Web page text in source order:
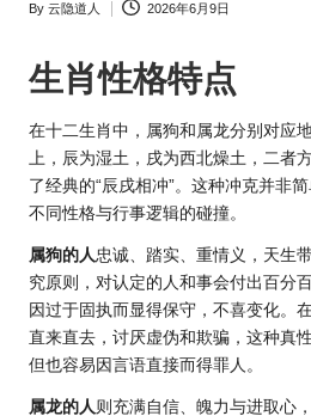
Posted
By 云隐道人 2026年6月9日
生肖性格特点
在十二生肖中，属狗和属龙分别对应
上，辰为湿土，戌为西北燥土，二者
了经典的“辰戌相冲”。这种冲克并非
不同性格与行事逻辑的碰撞。
属狗的人 忠诚、踏实、重情义，天生
究原则，对认定的人和事会付出百分
因过于固执而显得保守，不喜变化。
直来直去，讨厌虚伪和欺骗，这种真
但也容易因言语直接而得罪人。
属龙的人 则充满自信、魄力与进取心